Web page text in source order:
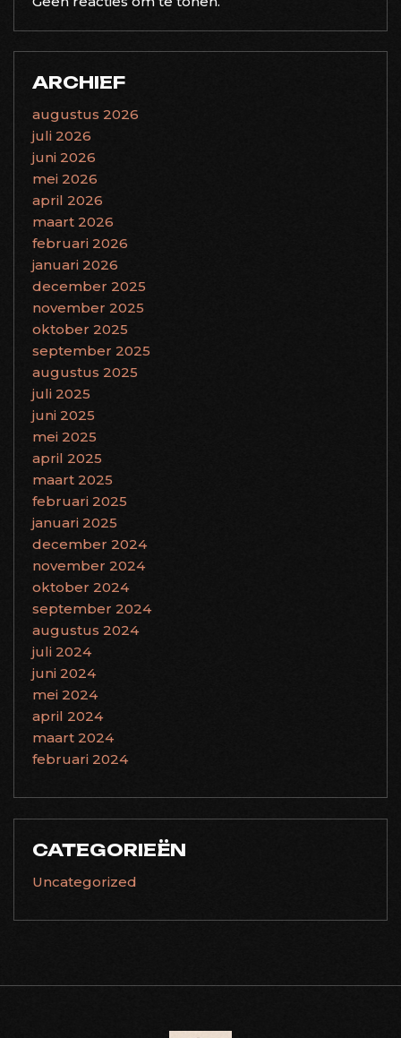
ARCHIEF
augustus 2026
juli 2026
juni 2026
mei 2026
april 2026
maart 2026
februari 2026
januari 2026
december 2025
november 2025
oktober 2025
september 2025
augustus 2025
juli 2025
juni 2025
mei 2025
april 2025
maart 2025
februari 2025
januari 2025
december 2024
november 2024
oktober 2024
september 2024
augustus 2024
juli 2024
juni 2024
mei 2024
april 2024
maart 2024
februari 2024
CATEGORIEËN
Uncategorized